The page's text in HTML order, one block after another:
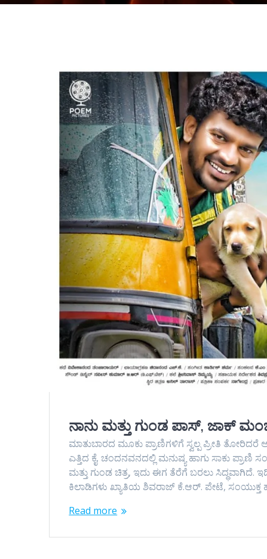
ನಾನು ಮತ್ತು ಗುಂಡ ಪಾಸ್, ಜಾಕ್
ಮಾತುಬಾರದ ಮೂಕು ಪ್ರಾಣಿಗಳಿಗೆ ಸ್ವಲ್ಪ ಪ್ರೀತಿ ತೋರಿದರೆ
ಎತ್ತಿದ ಕೈ. ಚಂದನವನದಲ್ಲಿ ಮನುಷ್ಯ ಹಾಗು ಸಾಕು
ಮತ್ತು ಗುಂಡ ಚಿತ್ರ, ಇದು ಈಗ ತೆರೆಗೆ ಬರಲು ಸಿದ್ಧವಾಗಿದೆ.
ಕಿಲಾಡಿಗಳು ಖ್ಯಾತಿಯ ಶಿವರಾಜ್ ಕೆ.ಆರ್. ಪೇಟೆ, ಸಂಯುಕ್ತ
Read more